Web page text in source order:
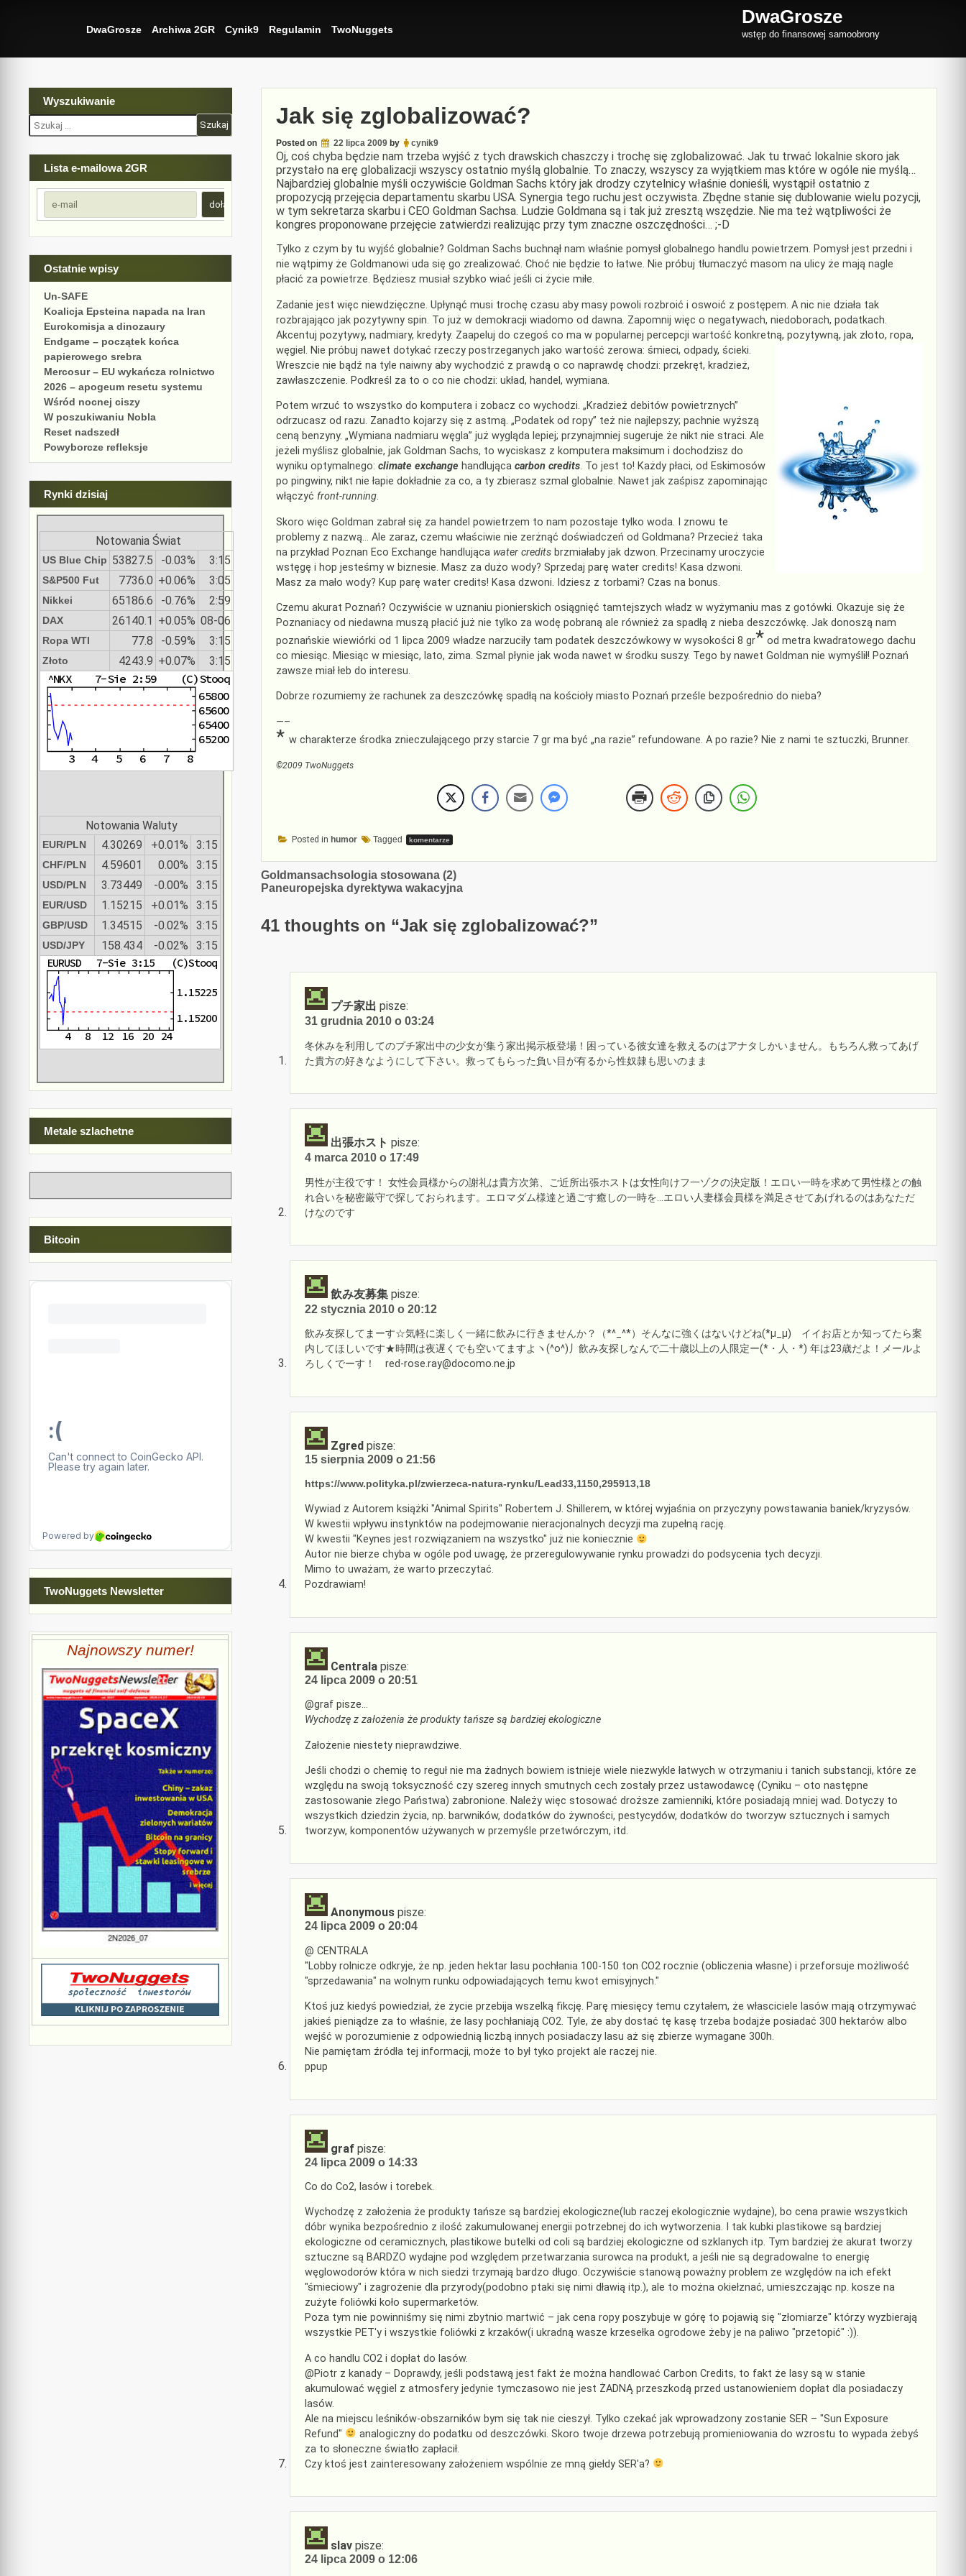
DwaGrosze Archiwa 2GR Cynik9 Regulamin TwoNuggets
DwaGrosze
wstęp do finansowej samoobrony
Jak się zglobalizować?
Posted on 22 lipca 2009by cynik9
Oj, coś chyba będzie nam trzeba wyjść z tych drawskich chaszczy i trochę się zglobalizować. Jak tu trwać lokalnie skoro jak
przystało na erę globalizacji wszyscy ostatnio myślą globalnie. To znaczy, wszyscy za wyjątkiem mas które w ogóle nie myślą…
Najbardziej globalnie myśli oczywiście Goldman Sachs który jak drodzy czytelnicy właśnie donieśli, wystąpił ostatnio z
propozycją przejęcia departamentu skarbu USA. Synergia tego ruchu jest oczywista. Zbędne stanie się dublowanie wielu pozycji,
w tym sekretarza skarbu i CEO Goldman Sachsa. Ludzie Goldmana są i tak już zresztą wszędzie. Nie ma też wątpliwości że
kongres proponowane przejęcie zatwierdzi realizując przy tym znaczne oszczędności… ;-D
Tylko z czym by tu wyjść globalnie? Goldman Sachs buchnął nam właśnie pomysł globalnego handlu powietrzem. Pomysł jest przedni i
nie wątpimy że Goldmanowi uda się go zrealizować. Choć nie będzie to łatwe. Nie próbuj tłumaczyć masom na ulicy że mają nagle
płacić za powietrze. Będziesz musiał szybko wiać jeśli ci życie miłe.
Zadanie jest więc niewdzięczne. Upłynąć musi trochę czasu aby masy powoli rozbroić i oswoić z postępem. A nic nie działa tak
rozbrajająco jak pozytywny spin. To już w demokracji wiadomo od dawna. Zapomnij więc o negatywach, niedoborach, podatkach.
Akcentuj pozytywy, nadmiary, kredyty. Zaapeluj do czegoś co ma w popularnej percepcji wartość konkretną, pozytywną, jak złoto, ropa,
węgiel. Nie próbuj nawet dotykać rzeczy postrzeganych jako wartość zerowa: śmieci, odpady, ścieki.
Wreszcie nie bądź na tyle naiwny aby wychodzić z prawdą o co naprawdę chodzi: przekręt, kradzież,
zawłaszczenie. Podkreśl za to o co nie chodzi: układ, handel, wymiana.
Potem wrzuć to wszystko do komputera i zobacz co wychodzi. „Kradzież debitów powietrznych”
odrzucasz od razu. Zanadto kojarzy się z astmą. „Podatek od ropy” też nie najlepszy; pachnie wyższą
ceną benzyny. „Wymiana nadmiaru węgla” już wygląda lepiej; przynajmniej sugeruje że nikt nie straci. Ale
jeżeli myślisz globalnie, jak Goldman Sachs, to wyciskasz z komputera maksimum i dochodzisz do
wyniku optymalnego: climate exchange handlująca carbon credits. To jest to! Każdy płaci, od Eskimosów
po pingwiny, nikt nie łapie dokładnie za co, a ty zbierasz szmal globalnie. Nawet jak zaśpisz zapominając
włączyć front-running.
Skoro więc Goldman zabrał się za handel powietrzem to nam pozostaje tylko woda. I znowu te
problemy z nazwą… Ale zaraz, czemu właściwie nie zerżnąć doświadczeń od Goldmana? Przecież taka
na przykład Poznan Eco Exchange handlująca water creditsbrzmiałaby jak dzwon. Przecinamy uroczycie
wstęgę i hop jesteśmy w biznesie. Masz za dużo wody? Sprzedaj parę water credits! Kasa dzwoni.
Masz za mało wody? Kup parę water credits! Kasa dzwoni. Idziesz z torbami? Czas na bonus.
Czemu akurat Poznań? Oczywiście w uznaniu pionierskich osiągnięć tamtejszych władz w wyżymaniu mas z gotówki. Okazuje się że
Poznaniacy od niedawna muszą płacić już nie tylko za wodę pobraną ale również za spadłą z nieba deszczówkę. Jak donoszą nam
poznańskie wiewiórki od 1 lipca 2009 władze narzuciły tam podatek deszczówkowy w wysokości 8 gr* od metra kwadratowego dachu
co miesiąc. Miesiąc w miesiąc, lato, zima. Szmal płynie jak woda nawet w środku suszy. Tego by nawet Goldman nie wymyślił! Poznań
zawsze miał łeb do interesu.
Dobrze rozumiemy że rachunek za deszczówkę spadłą na kościoły miasto Poznań prześle bezpośrednio do nieba?
—–
* w charakterze środka znieczulającego przy starcie 7 gr ma być „na razie” refundowane. A po razie? Nie z nami te sztuczki, Brunner.
©2009 TwoNuggets
Posted in humor Tagged komentarze
Nawigacja
wpisu
Goldmansachsologia stosowana (2)
Paneuropejska dyrektywa wakacyjna
41 thoughts on “Jak się zglobalizować?”
プチ家出 pisze:
31 grudnia 2010 o 03:24
冬休みを利用してのプチ家出中の少女が集う家出掲示板登場！困っている彼女達を救えるのはアナタしかいません。もちろん救ってあげ
た貴方の好きなようにして下さい。救ってもらった負い目が有るから性奴隷も思いのまま
出張ホスト pisze:
4 marca 2010 o 17:49
男性が主役です！ 女性会員様からの謝礼は貴方次第、ご近所出張ホストは女性向けフ一ゾクの決定版！エロい一時を求めて男性様との触
れ合いを秘密厳守で探しておられます。エロマダム様達と過ごす癒しの一時を…エロい人妻様会員様を満足させてあげれるのはあなただ
けなのです
飲み友募集 pisze:
22 stycznia 2010 o 20:12
飲み友探してまーす☆気軽に楽しく一緒に飲みに行きませんか？（*^_^*）そんなに強くはないけどね(*μ_μ) イイお店とか知ってたら案
内してほしいです★時間は夜遅くでも空いてますよヽ(^o^)丿飲み友探しなんで二十歳以上の人限定ー(*・人・*) 年は23歳だよ！メールよ
ろしくでーす！ red-rose.ray@docomo.ne.jp
Zgred pisze:
15 sierpnia 2009 o 21:56
https://www.polityka.pl/zwierzeca-natura-rynku/Lead33,1150,295913,18
Wywiad z Autorem książki "Animal Spirits" Robertem J. Shillerem, w której wyjaśnia on przyczyny powstawania baniek/kryzysów.
W kwestii wpływu instynktów na podejmowanie nieracjonalnych decyzji ma zupełną rację.
W kwestii "Keynes jest rozwiązaniem na wszystko" już nie koniecznie
Autor nie bierze chyba w ogóle pod uwagę, że przeregulowywanie rynku prowadzi do podsycenia tych decyzji.
Mimo to uważam, że warto przeczytać.
Pozdrawiam!
Centrala pisze:
24 lipca 2009 o 20:51
@graf pisze…
Wychodzę z założenia że produkty tańsze są bardziej ekologiczne
Założenie niestety nieprawdziwe.
Jeśli chodzi o chemię to reguł nie ma żadnych bowiem istnieje wiele niezwykle łatwych w otrzymaniu i tanich substancji, które ze
względu na swoją toksyczność czy szereg innych smutnych cech zostały przez ustawodawcę (Cyniku – oto następne
zastosowanie złego Państwa) zabronione. Należy więc stosować droższe zamienniki, które posiadają mniej wad. Dotyczy to
wszystkich dziedzin życia, np. barwników, dodatków do żywności, pestycydów, dodatków do tworzyw sztucznych i samych
tworzyw, komponentów używanych w przemyśle przetwórczym, itd.
Anonymous pisze:
24 lipca 2009 o 20:04
@ CENTRALA
"Lobby rolnicze odkryje, że np. jeden hektar lasu pochłania 100-150 ton CO2 rocznie (obliczenia własne) i przeforsuje możliwość
"sprzedawania" na wolnym runku odpowiadających temu kwot emisyjnych."
Ktoś już kiedyś powiedział, że życie przebija wszelką fikcję. Parę miesięcy temu czytałem, że własciciele lasów mają otrzymywać
jakieś pieniądze za to właśnie, że lasy pochłaniają CO2. Tyle, że aby dostać tę kasę trzeba bodajże posiadać 300 hektarów albo
wejść w porozumienie z odpowiednią liczbą innych posiadaczy lasu aż się zbierze wymagane 300h.
Nie pamiętam źródła tej informacji, może to był tyko projekt ale raczej nie.
ppup
graf pisze:
24 lipca 2009 o 14:33
Co do Co2, lasów i torebek.
Wychodzę z założenia że produkty tańsze są bardziej ekologiczne(lub raczej ekologicznie wydajne), bo cena prawie wszystkich
dóbr wynika bezpośrednio z ilość zakumulowanej energii potrzebnej do ich wytworzenia. I tak kubki plastikowe są bardziej
ekologiczne od ceramicznych, plastikowe butelki od coli są bardziej ekologiczne od szklanych itp. Tym bardziej że akurat tworzy
sztuczne są BARDZO wydajne pod względem przetwarzania surowca na produkt, a jeśli nie są degradowalne to energię
węglowodorów która w nich siedzi trzymają bardzo długo. Oczywiście stanową poważny problem ze względów na ich efekt
"śmieciowy" i zagrożenie dla przyrody(podobno ptaki się nimi dławią itp.), ale to można okiełznać, umieszczając np. kosze na
zużyte foliówki koło supermarketów.
Poza tym nie powinniśmy się nimi zbytnio martwić – jak cena ropy poszybuje w górę to pojawią się "złomiarze" którzy wyzbierają
wszystkie PET'y i wszystkie foliówki z krzaków(i ukradną wasze krzesełka ogrodowe żeby je na paliwo "przetopić" :)).
A co handlu CO2 i dopłat do lasów.
@Piotr z kanady – Doprawdy, jeśli podstawą jest fakt że można handlować Carbon Credits, to fakt że lasy są w stanie
akumulować węgiel z atmosfery jedynie tymczasowo nie jest ŻADNĄ przeszkodą przed ustanowieniem dopłat dla posiadaczy
lasów.
Ale na miejscu leśników-obszarników bym się tak nie cieszył. Tylko czekać jak wprowadzony zostanie SER – "Sun Exposure
Refund"
analogiczny do podatku od deszczówki. Skoro twoje drzewa potrzebują promieniowania do wzrostu to wypada żebyś
za to słoneczne światło zapłacił.
Czy ktoś jest zainteresowany założeniem wspólnie ze mną giełdy SER'a?
slav pisze:
24 lipca 2009 o 12:06
Wyszukiwanie
Szukaj:
Lista e-mailowa 2GR
Ostatnie wpisy
Un-SAFE
Koalicja Epsteina napada na Iran
Eurokomisja a dinozaury
Endgame – początek końca
papierowego srebra
Mercosur – EU wykańcza rolnictwo
2026 – apogeum resetu systemu
Wśród nocnej ciszy
W poszukiwaniu Nobla
Reset nadszedł
Powyborcze refleksje
Rynki dzisiaj
Notowania Świat
US Blue Chip 53827.5 -0.03% 3:15
S&P500 Fut 7736.0 +0.06% 3:05
Nikkei 65186.6 -0.76% 2:59
DAX 26140.1 +0.05% 08-06
Ropa WTI 77.8 -0.59% 3:15
Złoto 4243.9 +0.07% 3:15
Notowania Waluty
EUR/PLN 4.30269 +0.01% 3:15
CHF/PLN 4.59601 0.00% 3:15
USD/PLN 3.73449 -0.00% 3:15
EUR/USD 1.15215 +0.01% 3:15
GBP/USD 1.34515 -0.02% 3:15
USD/JPY 158.434 -0.02% 3:15
Metale szlachetne
Bitcoin
TwoNuggets Newsletter
Najnowszy numer!